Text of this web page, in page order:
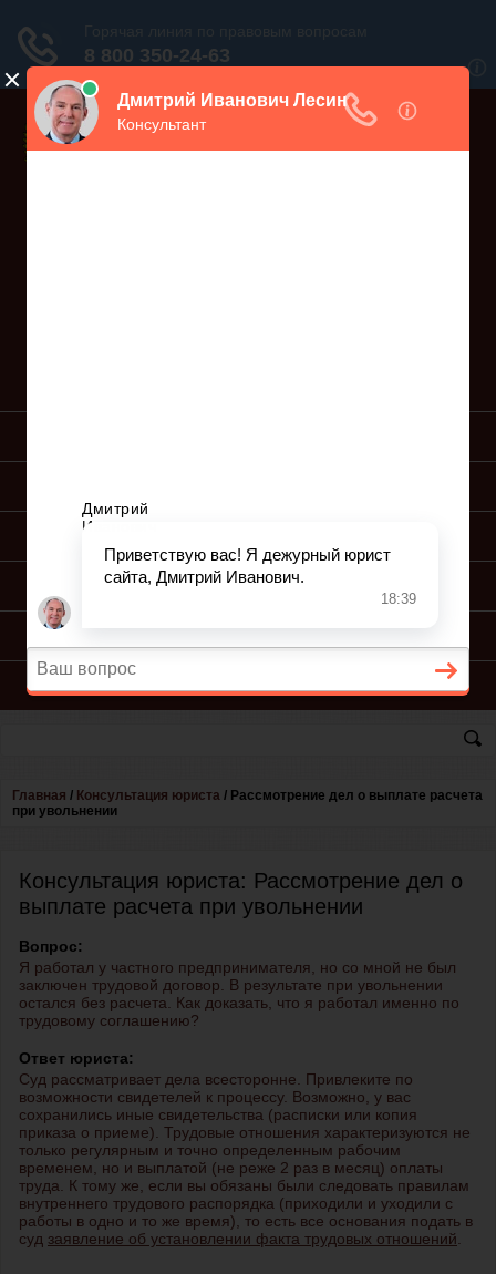
ПОДАЧА ИСКА
КОНСУЛЬТАЦИЯ ЮРИСТА
Главная / Консультация юриста / Рассмотрение дел о выплате расчета
при увольнении
Консультация юриста: Рассмотрение дел о
выплате расчета при увольнении
Вопрос:
Я работал у частного предпринимателя, но со мной не был
заключен трудовой договор. В результате при увольнении
остался без расчета. Как доказать, что я работал именно по
трудовому соглашению?
Ответ юриста:
Суд рассматривает дела всесторонне. Привлеките по
возможности свидетелей к процессу. Возможно, у вас
сохранились иные свидетельства (расписки или копия
приказа о приеме). Трудовые отношения характеризуются не
только регулярным и точно определенным рабочим
временем, но и выплатой (не реже 2 раз в месяц) оплаты
труда. К тому же, если вы обязаны были следовать правилам
внутреннего трудового распорядка (приходили и уходили с
работы в одно и то же время), то есть все основания подать в
суд заявление об установлении факта трудовых отношений.